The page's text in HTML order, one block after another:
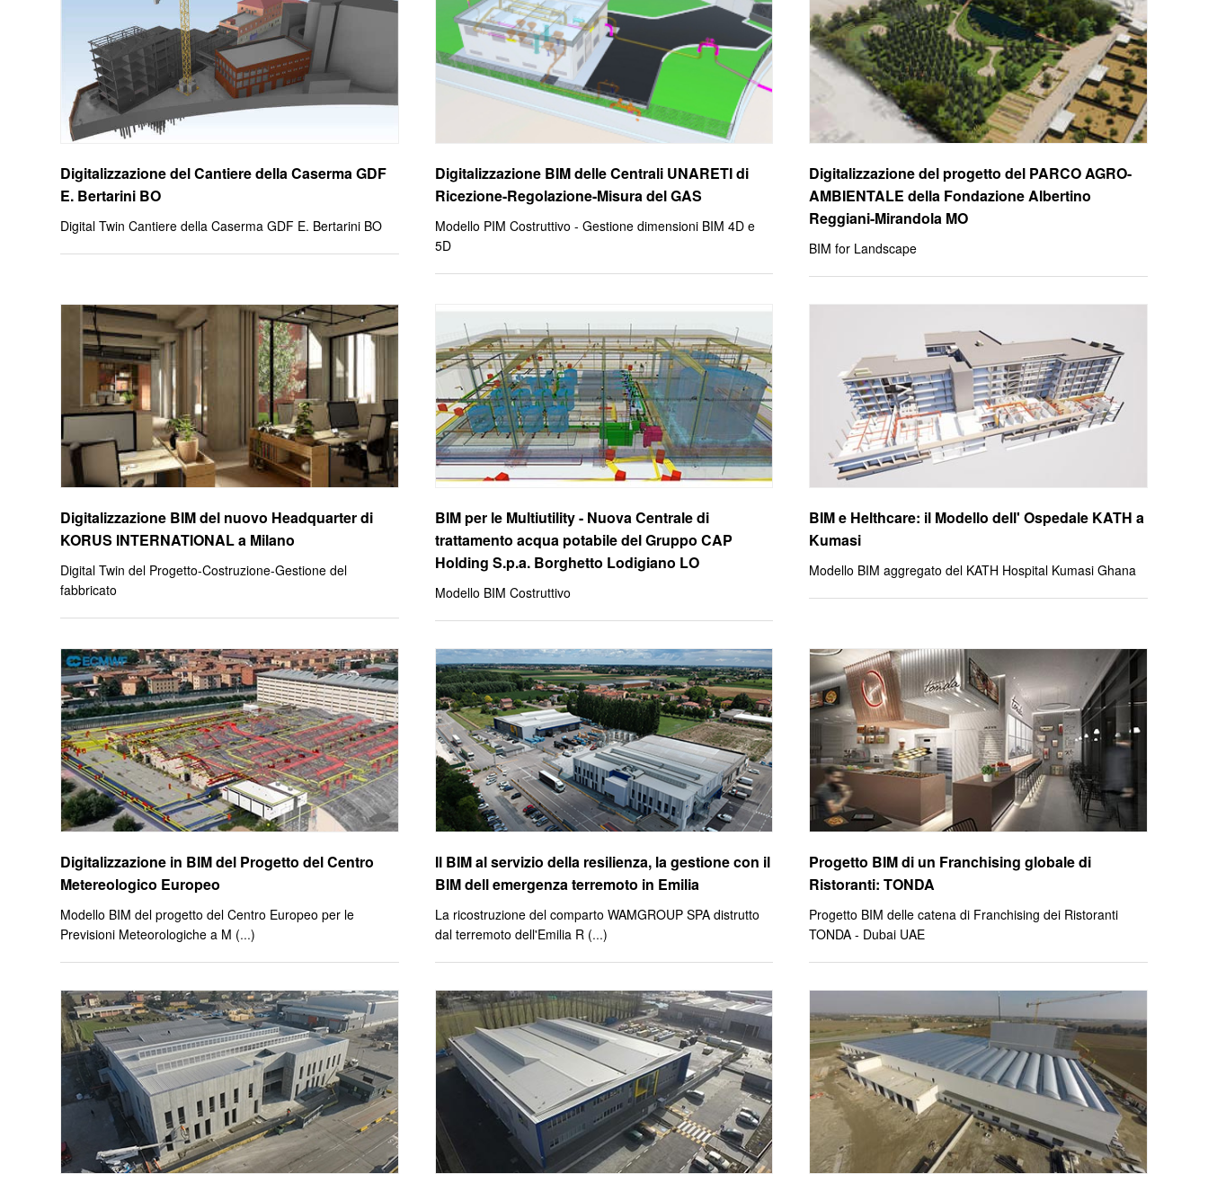
Digitalizzazione del Cantiere della Caserma GDF
E. Bertarini BO
Digital Twin Cantiere della Caserma GDF E. Bertarini BO
Digitalizzazione BIM delle Centrali UNARETI di
Ricezione-Regolazione-Misura del GAS
Modello PIM Costruttivo - Gestione dimensioni BIM 4D e
5D
Digitalizzazione del progetto del PARCO AGRO-
AMBIENTALE della Fondazione Albertino
Reggiani-Mirandola MO
BIM for Landscape
Digitalizzazione BIM del nuovo Headquarter di
KORUS INTERNATIONAL a Milano
Digital Twin del Progetto-Costruzione-Gestione del
fabbricato
BIM per le Multiutility - Nuova Centrale di
trattamento acqua potabile del Gruppo CAP
Holding S.p.a. Borghetto Lodigiano LO
Modello BIM Costruttivo
BIM e Helthcare: il Modello dell' Ospedale KATH a
Kumasi
Modello BIM aggregato del KATH Hospital Kumasi Ghana
Digitalizzazione in BIM del Progetto del Centro
Metereologico Europeo
Modello BIM del progetto del Centro Europeo per le
Previsioni Meteorologiche a M (...)
Il BIM al servizio della resilienza, la gestione con il
BIM dell emergenza terremoto in Emilia
La ricostruzione del comparto WAMGROUP SPA distrutto
dal terremoto dell'Emilia R (...)
Progetto BIM di un Franchising globale di
Ristoranti: TONDA
Progetto BIM delle catena di Franchising dei Ristoranti
TONDA - Dubai UAE